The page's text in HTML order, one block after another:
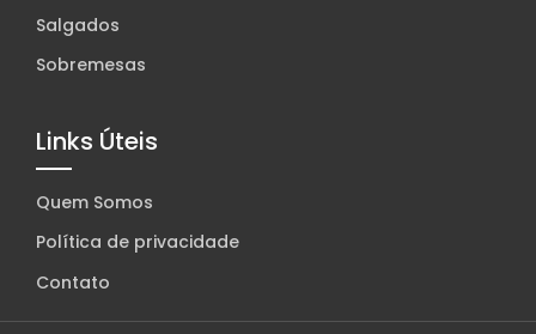
Salgados
Sobremesas
Links Úteis
Quem Somos
Política de privacidade
Contato